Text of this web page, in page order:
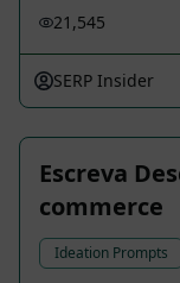
21,545
SERP Insider
Escreva
commerce
Ideation Prompts